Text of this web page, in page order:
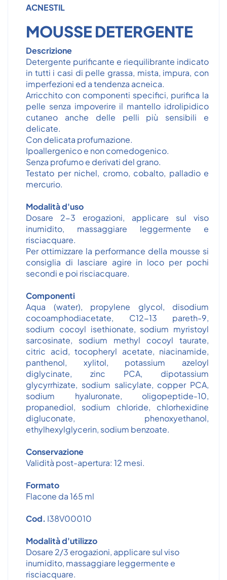
ACNESTIL
MOUSSE DETERGENTE
Descrizione
Detergente purificante e riequilibrante indicato
in tutti i casi di pelle grassa, mista, impura, con
imperfezioni ed a tendenza acneica.
Arricchito con componenti specifici, purifica la
pelle senza impoverire il mantello idrolipidico
cutaneo anche delle pelli più sensibili e
delicate.
Con delicata profumazione.
Ipoallergenico e non comedogenico.
Senza profumo e derivati del grano.
Testato per nichel, cromo, cobalto, palladio e
mercurio.
Modalità d'uso
Dosare 2-3 erogazioni, applicare sul viso
inumidito, massaggiare leggermente e
risciacquare.
Per ottimizzare la performance della mousse si
consiglia di lasciare agire in loco per pochi
secondi e poi risciacquare.
Componenti
Aqua (water), propylene glycol, disodium
cocoamphodiacetate, C12-13 pareth-9,
sodium cocoyl isethionate, sodium myristoyl
sarcosinate, sodium methyl cocoyl taurate,
citric acid, tocopheryl acetate, niacinamide,
panthenol, xylitol, potassium azeloyl
diglycinate, zinc PCA, dipotassium
glycyrrhizate, sodium salicylate, copper PCA,
sodium hyaluronate, oligopeptide-10,
propanediol, sodium chloride, chlorhexidine
digluconate, phenoxyethanol,
ethylhexylglycerin, sodium benzoate.
Conservazione
Validità post-apertura: 12 mesi.
Formato
Flacone da 165 ml
Cod. I38V00010
Modalità d'utilizzo
Dosare 2/3 erogazioni, applicare sul viso
inumidito, massaggiare leggermente e
risciacquare.